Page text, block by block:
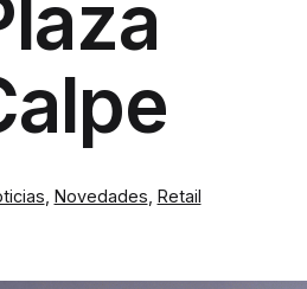
Novedades Retail